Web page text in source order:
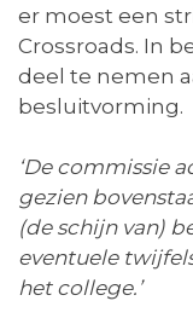
er moest een
Crossroads. In
deel te nemen
besluitvorming.
‘De commissie
gezien
(de schijn van)
eventuele
het college.’